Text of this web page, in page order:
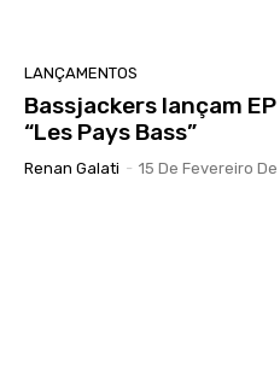
LANÇAMENTOS
Bassjackers lançam
“Les Pays Bass”
Renan Galati - 15 De Fevereiro